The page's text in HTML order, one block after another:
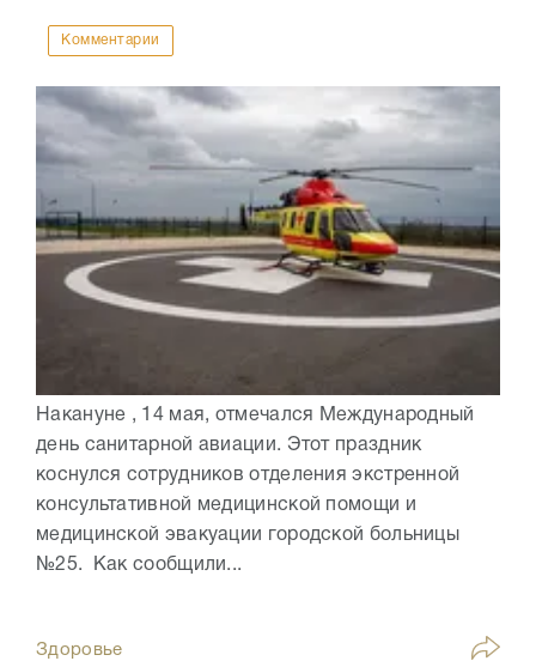
Комментарии
Накануне , 14 мая, отмечался Международный
день санитарной авиации. Этот праздник
коснулся сотрудников отделения экстренной
консультативной медицинской помощи и
медицинской эвакуации городской больницы
№25. Как сообщили...
Здоровье